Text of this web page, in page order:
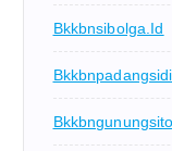
Bkkbnsibolga.id